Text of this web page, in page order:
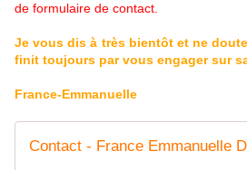
de formulaire de contact.
Je vous dis à très bientôt et ne
finit toujours par vous engager sur
France-Emmanuelle
Contact - France Emmanuelle